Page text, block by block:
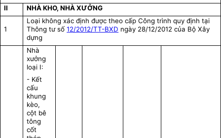
II
NHÀ KHO, NHÀ XƯỞNG
1
Loại không xác định được theo cấp Công trình quy định tại
Thông tư số12/2012/TT-BXD ngày 28/12/2012 của Bộ Xây
dựng
Nhà
xưởng
loại I:
- Kết
cấu
khung
kèo,
cột bê
tông
cốt